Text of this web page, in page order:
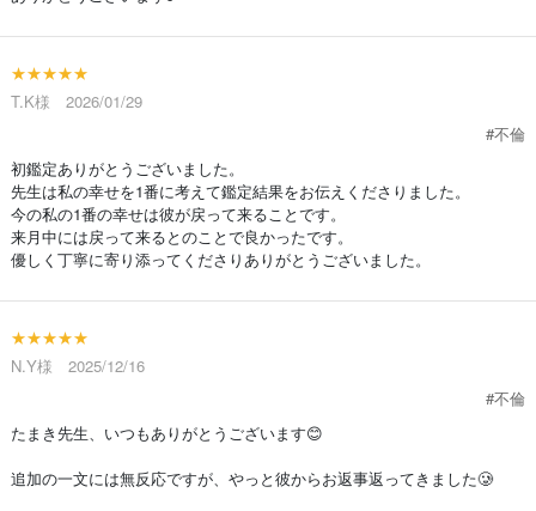
★★★★★
T.K様 2026/01/29
#不倫
初鑑定ありがとうございました。
先生は私の幸せを1番に考えて鑑定結果をお伝えくださりました。
今の私の1番の幸せは彼が戻って来ることです。
来月中には戻って来るとのことで良かったです。
優しく丁寧に寄り添ってくださりありがとうございました。
★★★★★
N.Y様 2025/12/16
#不倫
たまき先生、いつもありがとうございます😊
追加の一文には無反応ですが、やっと彼からお返事返ってきました🥲